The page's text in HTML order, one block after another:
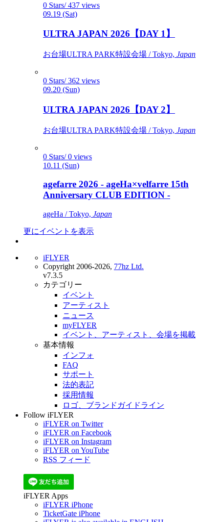
0 Stars/ 437 views
09.19 (Sat)
ULTRA JAPAN 2026【DAY 1】
お台場ULTRA PARK特設会場 / Tokyo, Japan
0 Stars/ 362 views
09.20 (Sun)
ULTRA JAPAN 2026【DAY 2】
お台場ULTRA PARK特設会場 / Tokyo, Japan
0 Stars/ 0 views
10.11 (Sun)
agefarre 2026 - ageHa×velfarre 15th
Anniversary CLUB EDITION -
ageHa / Tokyo, Japan
更にイベントを表示
iFLYER
Copyright 2006-2026, 77hz Ltd.
v7.3.5
カテゴリー
イベント
アーティスト
ニュース
myFLYER
イベント、アーティスト、会場を掲載
基本情報
インフォ
FAQ
サポート
法的表記
採用情報
ロゴ、ブランドガイドライン
Follow iFLYER
iFLYER on Twitter
iFLYER on Facebook
iFLYER on Instagram
iFLYER on YouTube
RSS フィード
iFLYER Apps
iFLYER iPhone
TicketGate iPhone